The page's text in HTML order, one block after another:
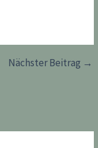
Nächster Beitrag →